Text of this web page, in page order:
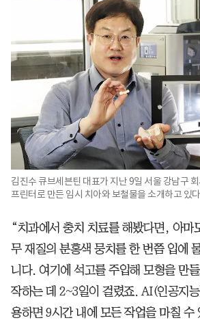
김진수 큐브세븐틴 대표가 지난 9일 서울 강남구
프린터로 만든 임시 치아와 보철물을 소개하고 있
“치과에서 충치 치료를 해봤다면, 아마
무 재질의 분홍색 뭉치를 한 번쯤 입에
니다. 여기에 석고를 주입해 모형을 만
작하는 데 2~3일이 걸렸죠. AI(인공지
용하면 9시간 내에 모든 작업을 마칠 수